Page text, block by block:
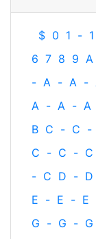
$ 0 1 - 1
6 7 8 9 A
- A - A -
A - A - A
B C - C -
C - C - C
- C D - D
E - E - E
G - G - G